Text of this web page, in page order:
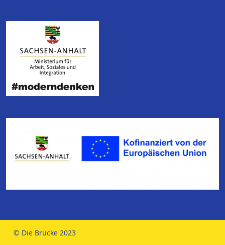
© Die Brücke 2023